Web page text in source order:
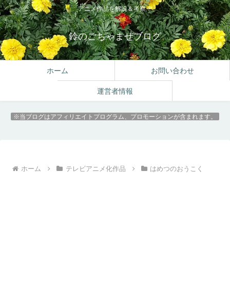
アニメ作品を解説＆考察！
鈴のごちゃまぜブログ
ホーム お問い合わせ
運営者情報
※当ブログはアフィリエイトプログラム、プロモーションが含まれます。
ホーム テレビアニメ化作品 はめつのおうこく